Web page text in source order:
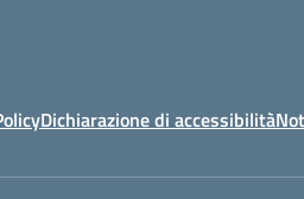
Dichiarazione di accessibilità